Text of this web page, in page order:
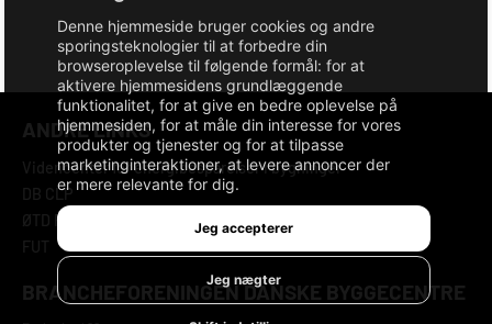
Denne hjemmeside bruger cookies og andre
sporingsteknologier til at forbedre din
browseroplevelse til følgende formål:for at
aktivere hjemmesidens grundlæggende
funktionalitet,for at give en bedre oplevelse på
hjemmesiden,for at måle din interesse for vores
produkter og tjenester og for at tilpasse
marketinginteraktioner,at levere annoncer der
er mere relevante for dig.
Jeg accepterer
Jeg nægter
ANDRE LINKS
Videncenter for energibesparelser i bygninger
DB CLP
ØTD Fonden
FUT
BRANCHEFORENINGEN DANSKE BYGGECENTRE